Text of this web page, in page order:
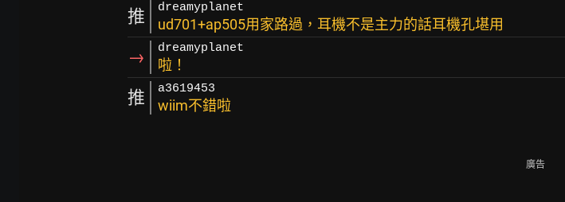
推 dreamyplanet
ud701+ap505用家路過，耳機不是主力的話耳機孔堪用
→ dreamyplanet
啦！
推 a3619453
wiim不錯啦
廣告